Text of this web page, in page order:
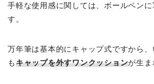
手軽な使用感に関しては、ボールペンに
す。
万年筆は基本的にキャップ式ですから
もキャップを外すワンクッションが生ま